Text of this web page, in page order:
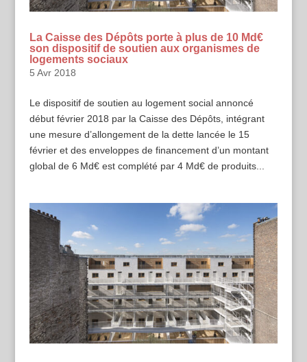
La Caisse des Dépôts porte à plus de 10 Md€
son dispositif de soutien aux organismes de
logements sociaux
5 Avr 2018
Le dispositif de soutien au logement social annoncé
début février 2018 par la Caisse des Dépôts, intégrant
une mesure d’allongement de la dette lancée le 15
février et des enveloppes de financement d’un montant
global de 6 Md€ est complété par 4 Md€ de produits...